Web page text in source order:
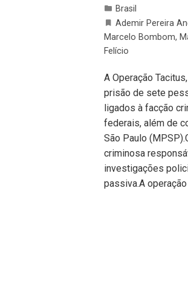
Brasil
Ademir Pereira
Marcelo Bombom,
Felício
A Operação
prisão de sete
ligados à facção
federais, além de
São Paulo
criminosa
investigações
passiva.A